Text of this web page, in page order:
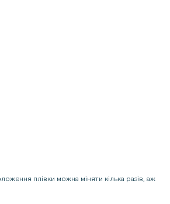
плівки можна міняти кілька разів, аж